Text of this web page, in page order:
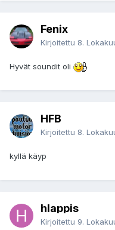
Fenix
Kirjoitettu 8.
Hyvät soundit oli
HFB
Kirjoitettu 8.
kyllä käyp
hlappis
Kirjoitettu 9.